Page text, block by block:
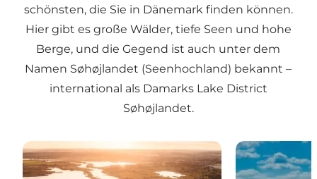
schönsten, die Sie in Dänemark finden können.
Hier gibt es große Wälder, tiefe Seen und hohe
Berge, und die Gegend ist auch unter dem
Namen Søhøjlandet (Seenhochland) bekannt –
international als Damarks Lake District
Søhøjlandet.
Gudenåen - Dänemarks längster FlussDie